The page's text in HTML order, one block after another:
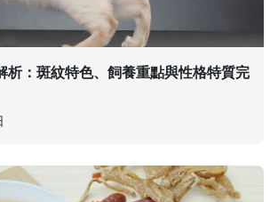
析：斑紋特色、飼養重點與性格特質完